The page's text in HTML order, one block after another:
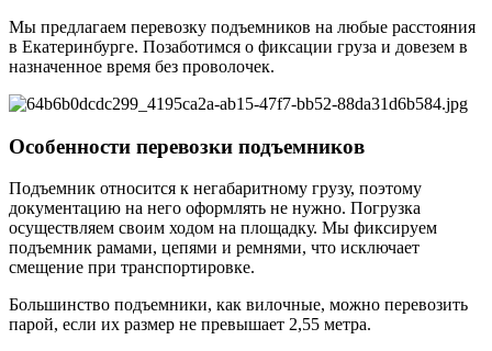
Мы предлагаем перевозку подъемников на любые расстояния
в Екатеринбурге. Позаботимся о фиксации груза и довезем в
назначенное время без проволочек.
Особенности перевозки подъемников
Подъемник относится к негабаритному грузу, поэтому
документацию на него оформлять не нужно. Погрузка
осуществляем своим ходом на площадку. Мы фиксируем
подъемник рамами, цепями и ремнями, что исключает
смещение при транспортировке.
Большинство подъемники, как вилочные, можно перевозить
парой, если их размер не превышает 2,55 метра.